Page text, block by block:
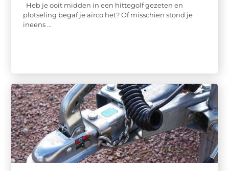
Heb je ooit midden in een hittegolf gezeten en
plotseling begaf je airco het? Of misschien stond je
ineens ...